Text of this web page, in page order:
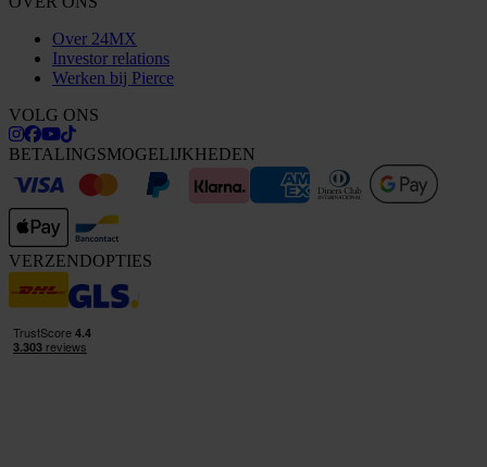
Over 24MX
Investor relations
Werken bij Pierce
VOLG ONS
BETALINGSMOGELIJKHEDEN
VERZENDOPTIES